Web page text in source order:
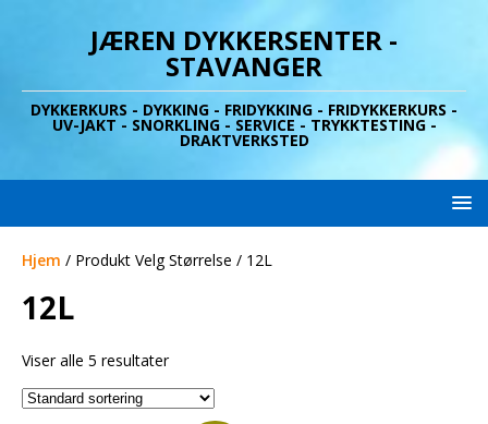
JÆREN DYKKERSENTER -
STAVANGER
DYKKERKURS - DYKKING - FRIDYKKING - FRIDYKKERKURS -
UV-JAKT - SNORKLING - SERVICE - TRYKKTESTING -
DRAKTVERKSTED
Hjem / Produkt Velg Størrelse / 12L
12L
Viser alle 5 resultater